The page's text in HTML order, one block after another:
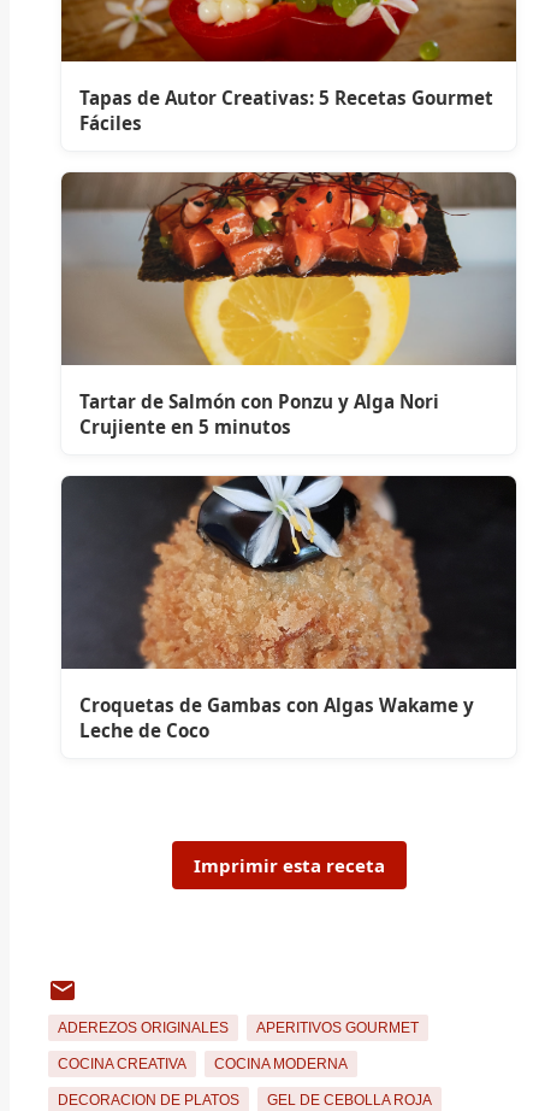
Tapas de Autor Creativas: 5 Recetas Gourmet
Fáciles
Tartar de Salmón con Ponzu y Alga Nori
Crujiente en 5 minutos
Croquetas de Gambas con Algas Wakame y
Leche de Coco
Imprimir esta receta
ADEREZOS ORIGINALES APERITIVOS GOURMET
COCINA CREATIVA COCINA MODERNA
DECORACION DE PLATOS GEL DE CEBOLLA ROJA